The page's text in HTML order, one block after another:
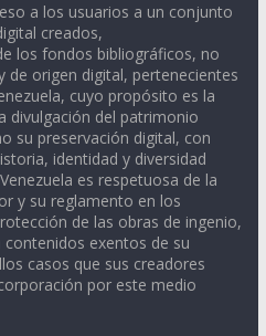
a los usuarios a un conjunto
creados,
los fondos bibliográficos, no
de origen digital, pertenecientes
cuyo propósito es la
divulgación del patrimonio
su preservación digital, con
identidad y diversidad
es respetuosa de la
y su reglamento en los
de las obras de ingenio,
exentos de su
casos que sus creadores
por este medio